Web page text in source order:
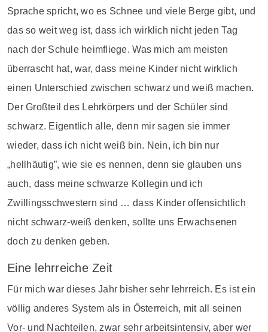
Sprache spricht, wo es Schnee und viele Berge gibt, und
das so weit weg ist, dass ich wirklich nicht jeden Tag
nach der Schule heimfliege. Was mich am meisten
überrascht hat, war, dass meine Kinder nicht wirklich
einen Unterschied zwischen schwarz und weiß machen.
Der Großteil des Lehrkörpers und der Schüler sind
schwarz. Eigentlich alle, denn mir sagen sie immer
wieder, dass ich nicht weiß bin. Nein, ich bin nur
„hellhäutig”, wie sie es nennen, denn sie glauben uns
auch, dass meine schwarze Kollegin und ich
Zwillingsschwestern sind … dass Kinder offensichtlich
nicht schwarz-weiß denken, sollte uns Erwachsenen
doch zu denken geben.
Eine lehrreiche Zeit
Für mich war dieses Jahr bisher sehr lehrreich. Es ist ein
völlig anderes System als in Österreich, mit all seinen
Vor- und Nachteilen, zwar sehr arbeitsintensiv, aber wer